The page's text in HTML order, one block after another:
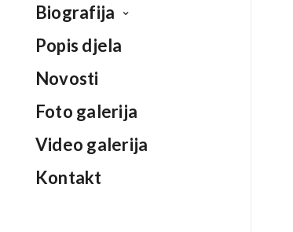
Biografija
Popis djela
Novosti
Foto galerija
Video galerija
Kontakt